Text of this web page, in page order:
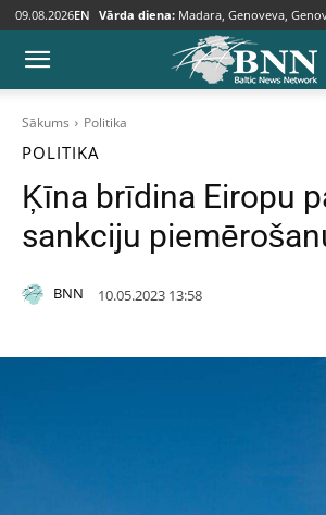
09.08.2026EN Vārda diena: Madara, Genoveva,
Sākums Politika
POLITIKA
Ķīna brīdina Eiropu
sankciju
BNN 10.05.2023 13:58